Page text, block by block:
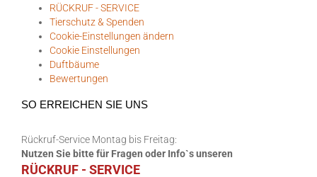
RÜCKRUF - SERVICE
Tierschutz & Spenden
Cookie-Einstellungen ändern
Cookie Einstellungen
Duftbäume
Bewertungen
SO ERREICHEN SIE UNS
Rückruf-Service Montag bis Freitag:
Nutzen Sie bitte für Fragen oder Info`s unseren
RÜCKRUF - SERVICE